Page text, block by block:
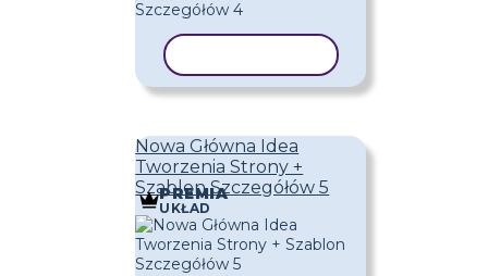
Nowa Główna Idea
Tworzenia Strony +
Szablon Szczegółów 5
PREMIA
UKŁAD